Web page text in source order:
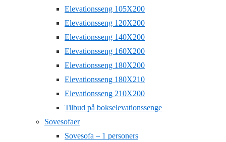
Elevationsseng 105X200
Elevationsseng 120X200
Elevationsseng 140X200
Elevationsseng 160X200
Elevationsseng 180X200
Elevationsseng 180X210
Elevationsseng 210X200
Tilbud på bokselevationssenge
Sovesofaer
Sovesofa – 1 personers